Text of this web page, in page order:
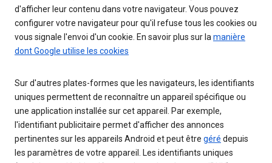
d'afficher leur contenu dans votre navigateur. Vous pouvez
configurer votre navigateur pour qu'il refuse tous les cookies ou
vous signale l'envoi d'un cookie. En savoir plus sur lamanière
dont Google utilise les cookies
Sur d'autres plates-formes que les navigateurs, les identifiants
uniques permettent de reconnaître un appareil spécifique ou
une application installée sur cet appareil. Par exemple,
l'identifiant publicitaire permet d'afficher des annonces
pertinentes sur les appareils Android et peut être géré depuis
les paramètres de votre appareil. Les identifiants uniques